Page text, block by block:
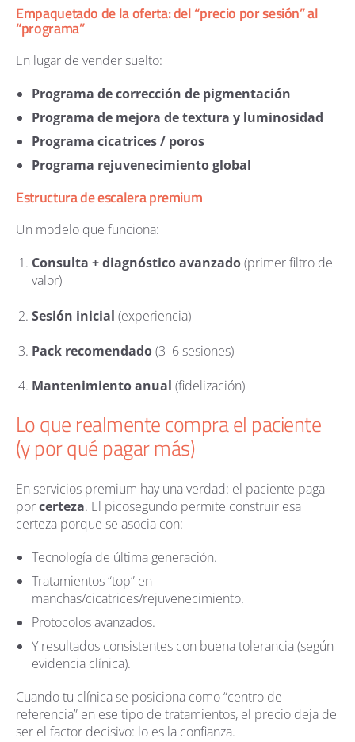
Empaquetado de la oferta: del “precio por sesión” al
“programa”
En lugar de vender suelto:
Programa de corrección de pigmentación
Programa de mejora de textura y luminosidad
Programa cicatrices / poros
Programa rejuvenecimiento global
Estructura de escalera premium
Un modelo que funciona:
Consulta + diagnóstico avanzado(primer filtro de
valor)
Sesión inicial (experiencia)
Pack recomendado(3–6 sesiones)
Mantenimiento anual (fidelización)
Lo que realmente compra el paciente
(y por qué pagar más)
En servicios premium hay una verdad: el paciente paga
porcerteza. El picosegundo permite construir esa
certeza porque se asocia con:
Tecnología de última generación.
Tratamientos “top” en
manchas/cicatrices/rejuvenecimiento.
Protocolos avanzados.
Y resultados consistentes con buena tolerancia (según
evidencia clínica).
Cuando tu clínica se posiciona como “centro de
referencia” en ese tipo de tratamientos, el precio deja de
ser el factor decisivo: lo es la confianza.